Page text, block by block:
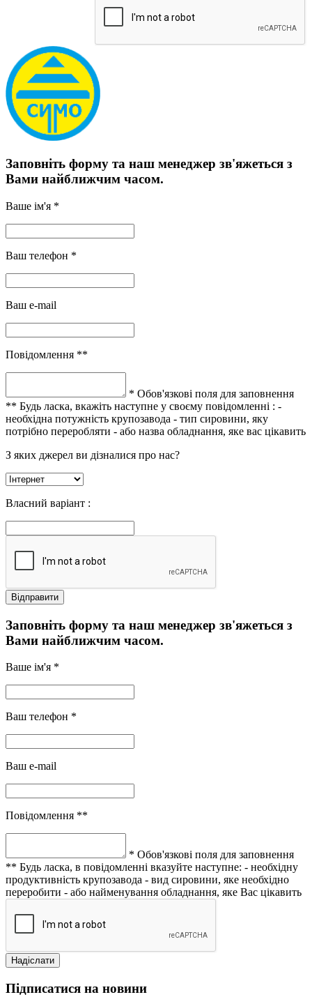
Заповніть форму та наш менеджер зв'яжеться з
Вами найближчим часом.
Ваше ім'я *
Ваш телефон *
Ваш e-mail
Повідомлення **
* Обов'язкові поля для заповнення
** Будь ласка, вкажіть наступне у своєму повідомленні : -
необхідна потужність крупозавода - тип сировини, яку
потрібно переробляти - або назва обладнання, яке вас цікавить
З яких джерел ви дізналися про нас?
Власний варіант :
Заповніть форму та наш менеджер зв'яжеться з
Вами найближчим часом.
Ваше ім'я *
Ваш телефон *
Ваш e-mail
Повідомлення **
* Обов'язкові поля для заповнення
** Будь ласка, в повідомленні вказуйте наступне: - необхідну
продуктивність крупозавода - вид сировини, яке необхідно
переробити - або найменування обладнання, яке Вас цікавить
Підписатися на новини